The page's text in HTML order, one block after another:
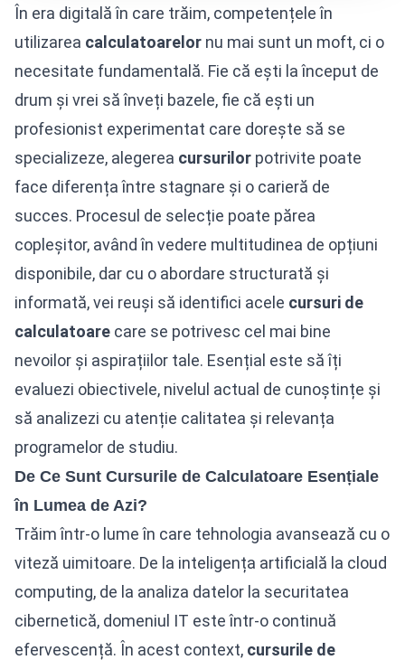
În era digitală în care trăim, competențele în
utilizarea calculatoarelor nu mai sunt un moft, ci o
necesitate fundamentală. Fie că ești la început de
drum și vrei să înveți bazele, fie că ești un
profesionist experimentat care dorește să se
specializeze, alegerea cursurilor potrivite poate
face diferența între stagnare și o carieră de
succes. Procesul de selecție poate părea
copleșitor, având în vedere multitudinea de opțiuni
disponibile, dar cu o abordare structurată și
informată, vei reuși să identifici acele cursuri de
calculatoare care se potrivesc cel mai bine
nevoilor și aspirațiilor tale. Esențial este să îți
evaluezi obiectivele, nivelul actual de cunoștințe și
să analizezi cu atenție calitatea și relevanța
programelor de studiu.
De Ce Sunt Cursurile de Calculatoare Esențiale
în Lumea de Azi?
Trăim într-o lume în care tehnologia avansează cu o
viteză uimitoare. De la inteligența artificială la cloud
computing, de la analiza datelor la securitatea
cibernetică, domeniul IT este într-o continuă
efervescență. În acest context, cursurile de